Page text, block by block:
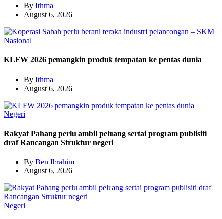
By Ithma
August 6, 2026
Nasional
KLFW 2026 pemangkin produk tempatan ke pentas dunia
By Ithma
August 6, 2026
Negeri
Rakyat Pahang perlu ambil peluang sertai program publisiti
draf Rancangan Struktur negeri
By Ben Ibrahim
August 6, 2026
Negeri